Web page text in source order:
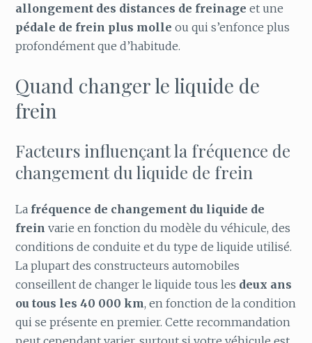
allongement des distances de freinage et une
pédale de frein plus molle ou qui s’enfonce plus
profondément que d’habitude.
Quand changer le liquide de
frein
Facteurs influençant la fréquence de
changement du liquide de frein
La fréquence de changement du liquide de
frein varie en fonction du modèle du véhicule, des
conditions de conduite et du type de liquide utilisé.
La plupart des constructeurs automobiles
conseillent de changer le liquide tous les deux ans
ou tous les 40 000 km, en fonction de la condition
qui se présente en premier. Cette recommandation